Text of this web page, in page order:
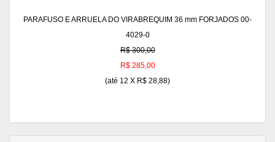
PARAFUSO E ARRUELA DO VIRABREQUIM 36 mm FORJADOS 00-
4029-0
R$ 300,00
R$ 285,00
(até 12 X R$ 28,88)